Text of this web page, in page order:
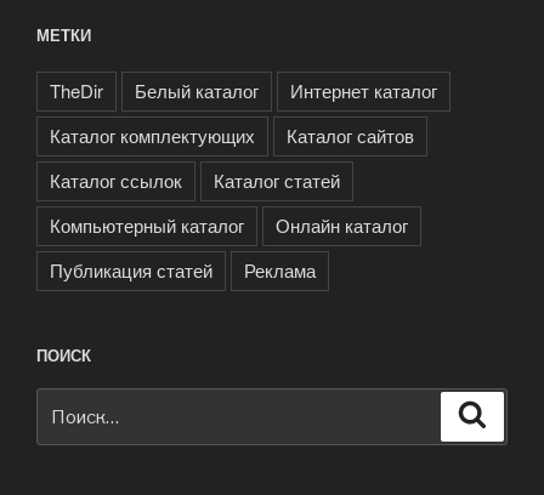
МЕТКИ
TheDir Белый каталог
Интернет каталог
Каталог комплектующих
Каталог сайтов
Каталог ссылок
Каталог статей
Компьютерный каталог
Онлайн каталог
Публикация статей
Реклама
ПОИСК